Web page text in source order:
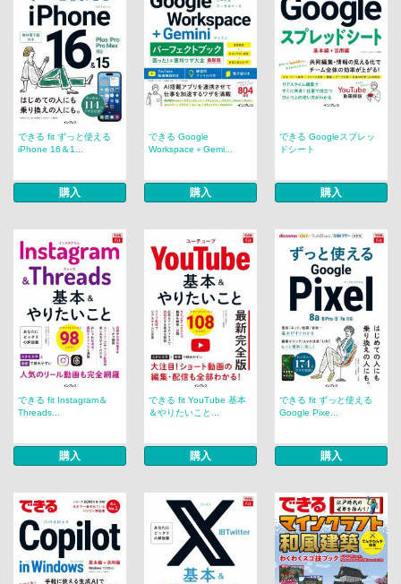
できる fit ずっと使える
iPhone 16＆1...
購入
できる Google
Workspace＋Gemi...
購入
できる Googleスプレッ
ドシート
購入
できる fit Instagram＆
Threads...
購入
できる fit YouTube 基本
＆やりたいこと...
購入
できる fit ずっと使える
Google Pixe...
購入